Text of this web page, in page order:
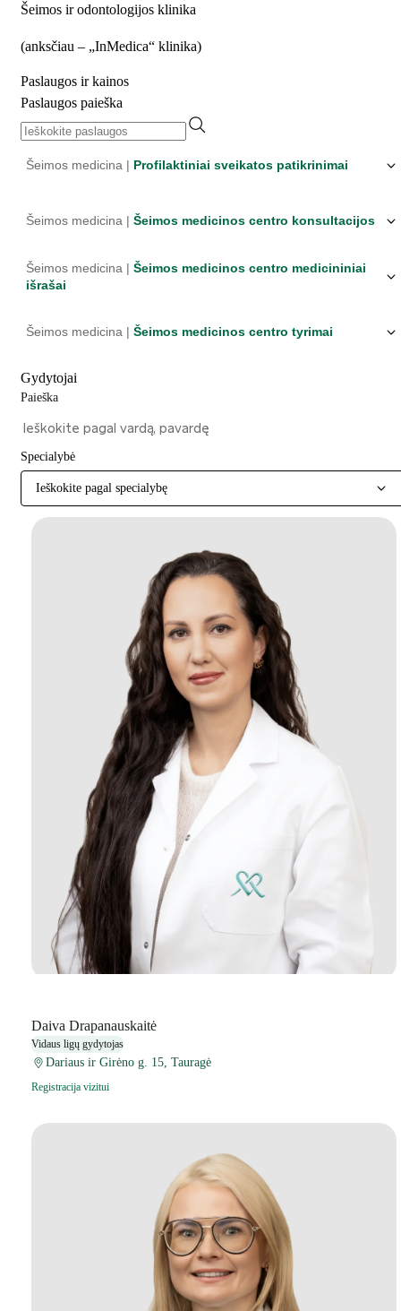
Šeimos ir odontologijos klinika
(anksčiau – „InMedica“ klinika)
Paslaugos ir kainos
Paslaugos paieška
Šeimos medicina | Profilaktiniai sveikatos patikrinimai
Šeimos medicina | Šeimos medicinos centro konsultacijos
Šeimos medicina | Šeimos medicinos centro medicininiai
išrašai
Šeimos medicina | Šeimos medicinos centro tyrimai
Gydytojai
Paieška
Specialybė
Ieškokite pagal specialybę
Daiva Drapanauskaitė
Vidaus ligų gydytojas
Dariaus ir Girėno g. 15, Tauragė
Registracija vizitui